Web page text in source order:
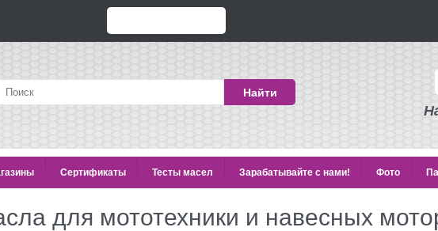
Найти
Сертификаты Тесты масел Зарабатывайте с нами! Фото
для мототехники и навесных